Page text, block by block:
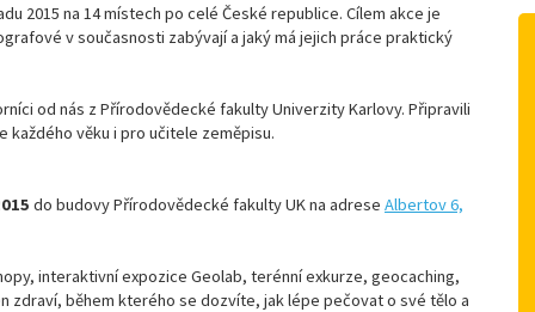
2015 na 14 místech po celé České republice. Cílem akce je
v současnosti zabývají a jaký má jejich práce praktický
od nás z Přírodovědecké fakulty Univerzity Karlovy. Připravili
věku i pro učitele zeměpisu.
do budovy Přírodovědecké fakulty UK na adrese Albertov 6,
interaktivní expozice Geolab, terénní exkurze, geocaching,
zdraví, během kterého se dozvíte, jak lépe pečovat o své tělo a